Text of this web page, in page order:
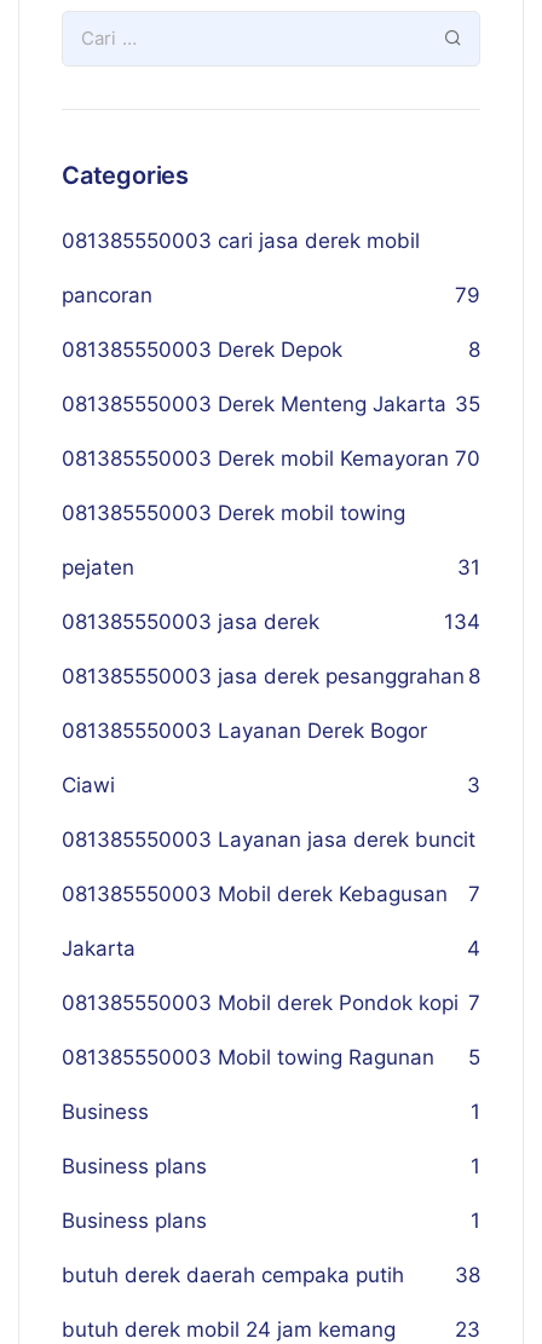
Categories
081385550003 cari jasa derek mobil
pancoran 79
081385550003 Derek Depok 8
081385550003 Derek Menteng Jakarta 35
081385550003 Derek mobil Kemayoran 70
081385550003 Derek mobil towing
pejaten 31
081385550003 jasa derek 134
081385550003 jasa derek pesanggrahan 8
081385550003 Layanan Derek Bogor
Ciawi 3
081385550003 Layanan jasa derek buncit
7
081385550003 Mobil derek Kebagusan
Jakarta 4
081385550003 Mobil derek Pondok kopi 7
081385550003 Mobil towing Ragunan 5
Business 1
Business plans 1
Business plans 1
butuh derek daerah cempaka putih 38
butuh derek mobil 24 jam kemang 23